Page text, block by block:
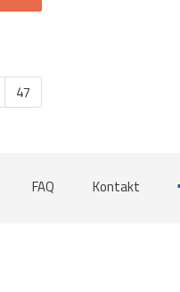
47
FAQ Kontakt